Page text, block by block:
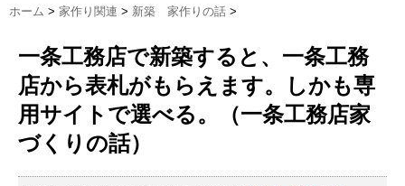
ホーム > 家作り関連 > 新築 家作りの話 >
一条工務店で新築すると、一条工務
店から表札がもらえます。しかも専
用サイトで選べる。（一条工務店家
づくりの話）